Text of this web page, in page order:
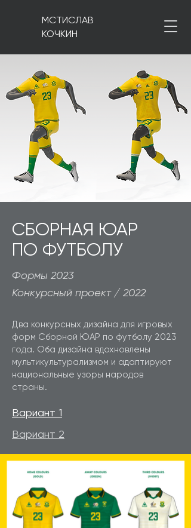
МСТИСЛАВ
КОЧКИН
СБОРНАЯ ЮАР
ПО ФУТБОЛУ
Формы 2023
Конкурсный проект / 2022
Два конкурсных дизайна для игровых
форм Сборной ЮАР по футболу 2023
года. Оба дизайна вдохновлены
мультикультурализмом и адаптируют
национальные узоры народов
страны.
Вариант 1
Вариант 2